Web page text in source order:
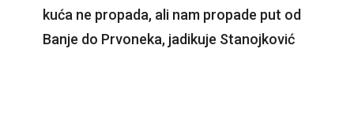
kuća ne propada, ali nam propade put od
Banje do Prvoneka, jadikuje Stanojković